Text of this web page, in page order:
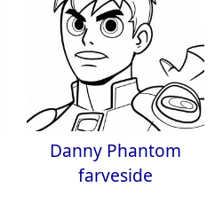
Danny Phantom
farveside